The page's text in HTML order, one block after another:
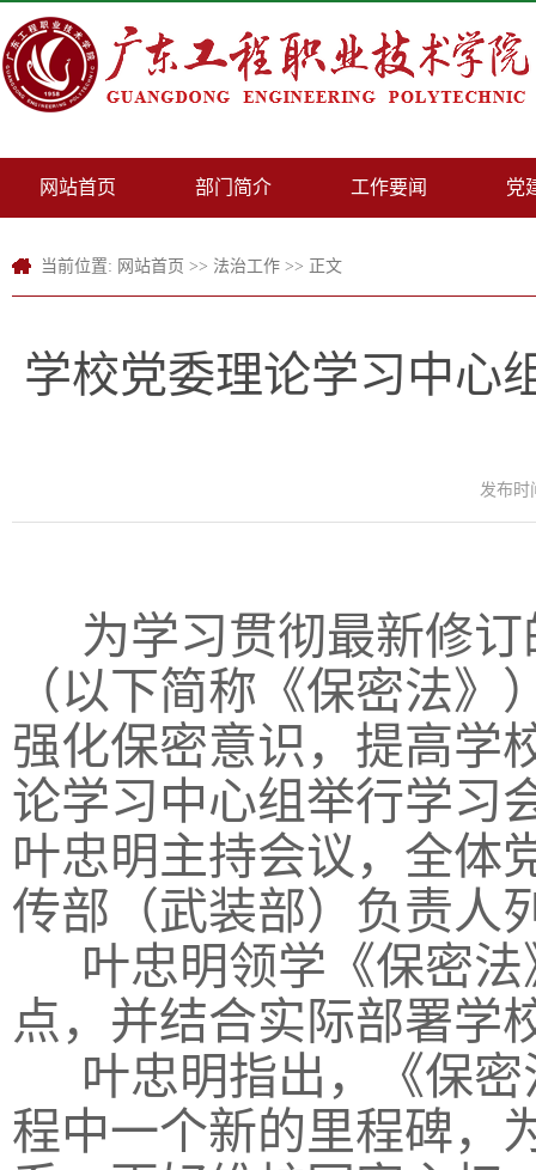
网站首页 部门简介 工作要闻 党
当前位置: 网站首页 >> 法治工作 >> 正文
学校党委理论学习中心
发布时
为学习贯彻最新修
（以下简称《保密法
强化保密意识，提高学
论学习中心组举行学习
叶忠明主持会议，全体
传部（武装部）负责人
叶忠明领学《保密
点，并结合实际部署学
叶忠明指出，《保
程中一个新的里程碑，